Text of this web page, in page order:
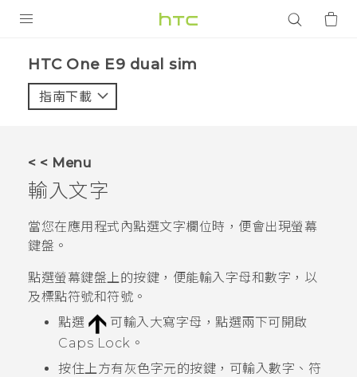
VIVE
應用程式
支援服務
HTC One E9 dual sim‎
指南下載
< < Menu
輸入文字
當您在應用程式內點選文字欄位時，便會出現螢幕
鍵盤。
點選螢幕鍵盤上的按鍵，便能輸入字母和數字，以
及標點符號和符號。
點選
可輸入大寫字母，點選兩下可開啟
Caps Lock。
按住上方有灰色字元的按鍵，可輸入數字、符